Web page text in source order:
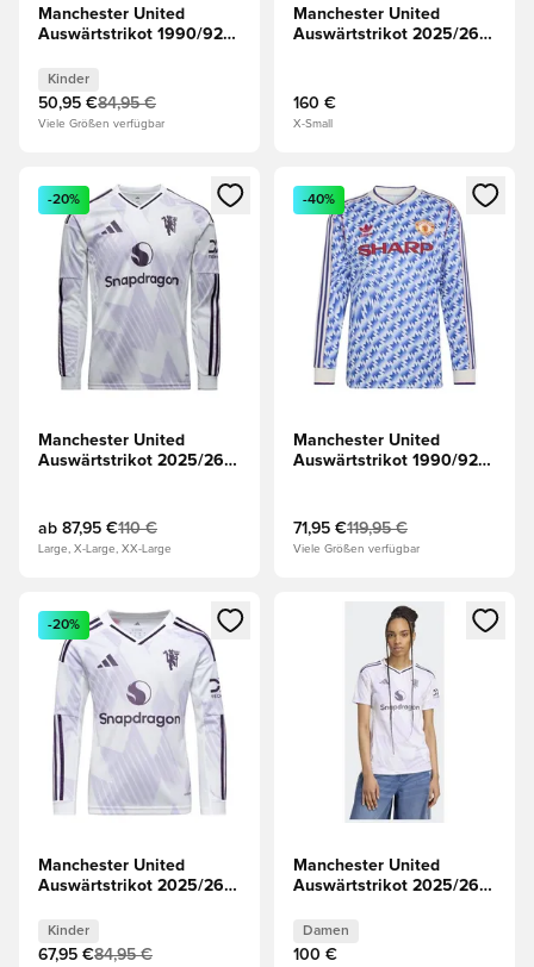
Manchester United
Auswärtstrikot 1990/92
Kinder
50,95 €84,95 €
Viele Größen verfügbar
Manchester United
Auswärtstrikot 2025/26
160 €
X-Small
Öffnet ein neues Fenster zum Anmelden oder Registrieren
-20%
Manchester United
Auswärtstrikot 2025/26
ab 87,95 €110 €
Large, X-Large, XX-Large
Öffnet ein neues Fenster
-40%
Manchester United
Auswärtstrikot 1990/92
71,95 €119,95 €
Viele Größen verfügbar
Öffnet ein neues Fenster zum Anmelden oder Registrieren
-20%
Manchester United
Auswärtstrikot 2025/26
Oberteile
Kinder
67,95 €84,95 €
Öffnet ein neues Fenster
Manchester United
Auswärtstrikot 2025/26
Damen
100 €